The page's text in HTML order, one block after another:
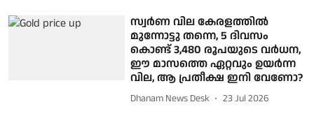
സ്വര്‍ണ വില കേരളത്തില്‍
മുന്നോട്ടു തന്നെ, 5 ദിവസം
കൊണ്ട് 3,480 രൂപയുടെ വര്‍ധന,
ഈ മാസത്തെ ഏറ്റവും ഉയര്‍ന്ന
വില, ആ പ്രതീക്ഷ ഇനി വേണോ?
Dhanam News Desk 23 Jul 2026